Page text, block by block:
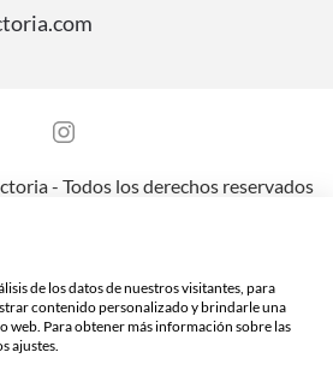
- Todos los derechos reservados
de los datos de nuestros visitantes, para
contenido personalizado y brindarle una
web. Para obtener más información sobre las
ajustes.